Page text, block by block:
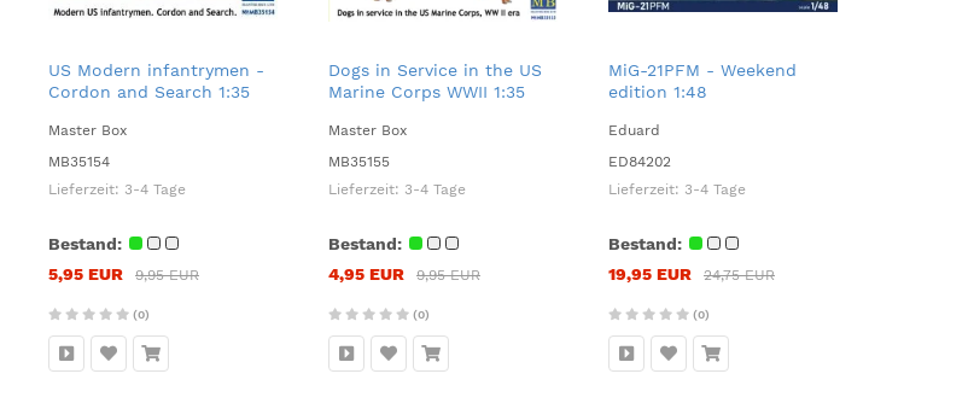
US Modern infantrymen -
Cordon and Search 1:35
Master Box
MB35154
Lieferzeit: 3-4 Tage
Bestand:
5,95 EUR
9,95 EUR
(0)
Dogs in Service in the US
Marine Corps WWII 1:35
Master Box
MB35155
Lieferzeit: 3-4 Tage
Bestand:
4,95 EUR
9,95 EUR
(0)
MiG-21PFM - Weekend
edition 1:48
Eduard
ED84202
Lieferzeit: 3-4 Tage
Bestand:
19,95 EUR
24,75 EUR
(0)